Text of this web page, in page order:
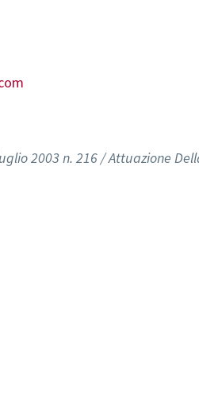
2003 n. 216 / Attuazione